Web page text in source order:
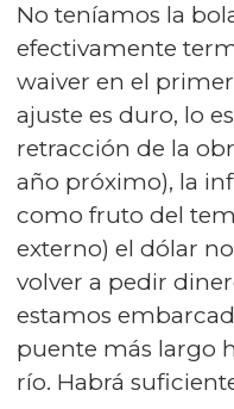
No teníamos la
efectivamente
waiver en el
ajuste es duro, lo
retracción de la
año próximo), la
como fruto del
externo) el dólar
volver a pedir
estamos
puente más largo
río. Habrá